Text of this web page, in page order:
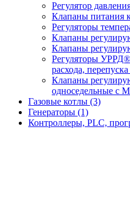
Регулятор
Клапаны питания
Регуляторы
Клапаны
Клапаны
Регуляторы УРРД®
расхода,
Клапаны
односедельные с
Газовые котлы (3)
Генераторы (1)
Контроллеры, PLС,